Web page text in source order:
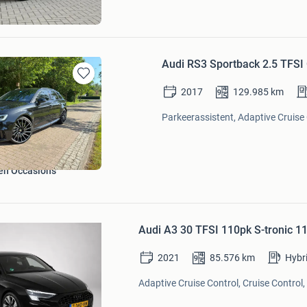
Bewaren
in
Mijn
Favorieten
Audi RS3 Sportback 2.5
2017 129.985 km
Parkeerassistent, Adaptive
Occasions
Bewaren
Audi A3 30 TFSI 110pk S-tronic
2021 85.576 km
Adaptive Cruise Control, Cruise